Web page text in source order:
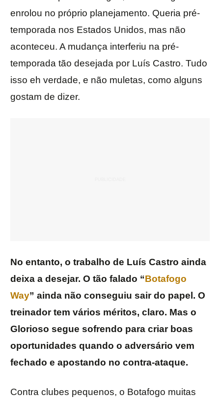
enrolou no próprio planejamento. Queria pré-
temporada nos Estados Unidos, mas não
aconteceu. A mudança interferiu na pré-
temporada tão desejada por Luís Castro. Tudo
isso eh verdade, e não muletas, como alguns
gostam de dizer.
No entanto, o trabalho de Luís Castro ainda
deixa a desejar. O tão falado “Botafogo
Way” ainda não conseguiu sair do papel. O
treinador tem vários méritos, claro. Mas o
Glorioso segue sofrendo para criar boas
oportunidades quando o adversário vem
fechado e apostando no contra-ataque.
Contra clubes pequenos, o Botafogo muitas